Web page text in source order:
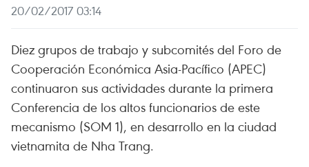
20/02/2017 03:14
Diez grupos de trabajo y subcomités del Foro de
Cooperación Económica Asia-Pacífico (APEC)
continuaron sus actividades durante la primera
Conferencia de los altos funcionarios de este
mecanismo (SOM 1), en desarrollo en la ciudad
vietnamita de Nha Trang.